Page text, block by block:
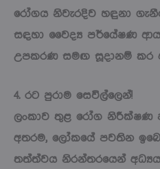
රෝගය නිවැරදිව හඳුනා
සඳහා වෛද්‍ය පර්යේෂණ
උපකරණ සමඟ සූදානම් කර
4. රට පුරාම සෙවිල්ලෙන්!
ලංකාව තුළ රෝග නිරීක්ෂණ
අතරම, ලෝකයේ පවතින
තත්ත්වය නිරන්තරයෙන්